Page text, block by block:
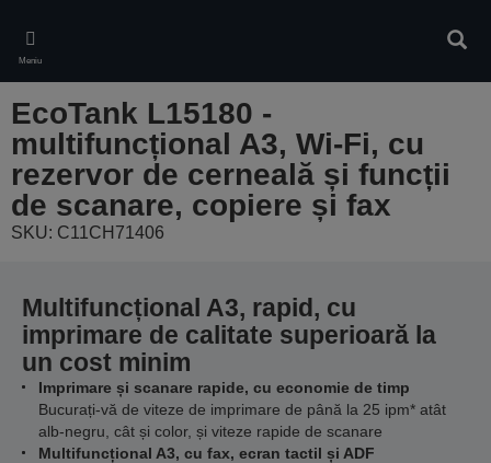
main
content
Meniu
EcoTank L15180 -
multifuncțional A3, Wi-Fi, cu
rezervor de cerneală și funcții
de scanare, copiere și fax
SKU: C11CH71406
Multifuncțional A3, rapid, cu
imprimare de calitate superioară la
un cost minim
Imprimare și scanare rapide, cu economie de timp
Bucurați-vă de viteze de imprimare de până la 25 ipm* atât
alb-negru, cât și color, și viteze rapide de scanare
Multifuncțional A3, cu fax, ecran tactil și ADF